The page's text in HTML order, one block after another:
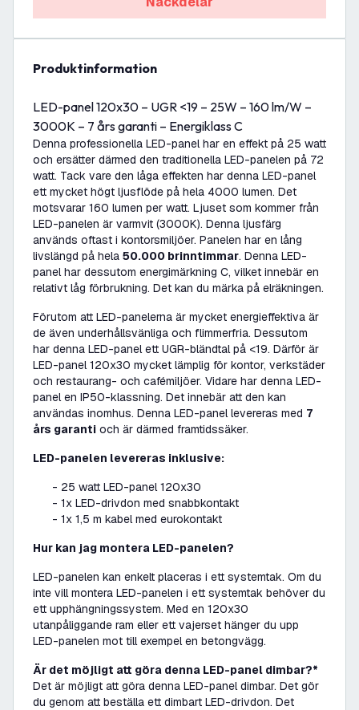
produktinformation
LED-panel 120x30 – UGR <19 – 25W – 160 lm/W –
3000K – 7 års garanti – Energiklass C
Denna professionella LED-panel har en effekt på 25 watt
och ersätter därmed den traditionella LED-panelen på 72
watt. Tack vare den låga effekten har denna LED-panel
ett mycket högt ljusflöde på hela 4000 lumen. Det
motsvarar 160 lumen per watt. Ljuset som kommer från
LED-panelen är varmvit (3000K). Denna ljusfärg
används oftast i kontorsmiljöer. Panelen har en lång
livslängd på hela 50.000 brinntimmar. Denna LED-
panel har dessutom energimärkning C, vilket innebär en
relativt låg förbrukning. Det kan du märka på elräkningen.
Förutom att LED-panelerna är mycket energieffektiva är
de även underhållsvänliga och flimmerfria. Dessutom
har denna LED-panel ett UGR-bländtal på <19. Därför är
LED-panel 120x30 mycket lämplig för kontor, verkstäder
och restaurang- och cafémiljöer. Vidare har denna LED-
panel en IP50-klassning. Det innebär att den kan
användas inomhus. Denna LED-panel levereras med 7
års garanti och är därmed framtidssäker.
LED-panelen levereras inklusive:
- 25 watt LED-panel 120x30
- 1x LED-drivdon med snabbkontakt
- 1x 1,5 m kabel med eurokontakt
Hur kan jag montera LED-panelen?
LED-panelen kan enkelt placeras i ett systemtak. Om du
inte vill montera LED-panelen i ett systemtak behöver du
ett upphängningssystem. Med en 120x30
utanpåliggande ram eller ett vajerset hänger du upp
LED-panelen mot till exempel en betongvägg.
Är det möjligt att göra denna LED-panel dimbar?*
Det är möjligt att göra denna LED-panel dimbar. Det gör
du genom att beställa ett dimbart LED-drivdon. Det